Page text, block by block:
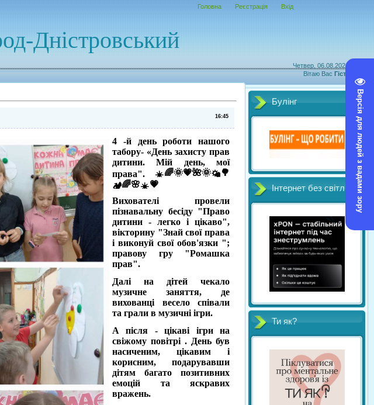
Версія для людей з вадами зору
Четвер, 06.08.2026, 15:02
Вітаю Вас Гість
Дністровський
Головна Реєстрація Вхід
16:45
4 -й день роботи нашого
табору- «День захисту прав
дитини. Мій день, мої
права".
Вихователі провели
пізнавальну бесіду "Право
дитини - легко і цікаво",
вікторину "Знай свої права
і виконуй свої обов'язки ";
правову гру "Ромашка
прав".
Далі на дітей чекало
музичне заняття, де
вихованці весело співали
та грали в музичні ігри.
А після - цікаві ігри на
свіжому повітрі . День був
насиченим, цікавим і
корисним, подарувавши
дітям багато позитивних
емоцій та яскравих
вражень.
Булінг
Інтернет без світл
Ти як?